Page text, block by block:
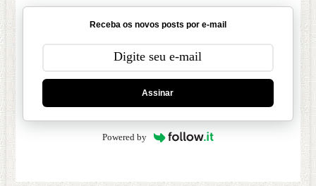
Receba os novos posts por e-mail
Assinar
Powered by